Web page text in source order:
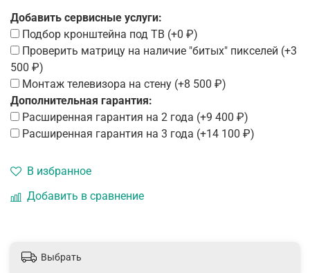
В избранное
Добавить в сравнение
Дополнительная гарантия:
Расширенная гарантия на 2 года (+9 400 ₽)
Расширенная гарантия на 3 года (+14 100 ₽)
Добавить сервисные услуги:
Подбор кронштейна под ТВ (+0 ₽)
Проверить матрицу на наличие "битых" пикселей (+3
500 ₽)
Монтаж телевизора на стену (+8 500 ₽)
Выбрать